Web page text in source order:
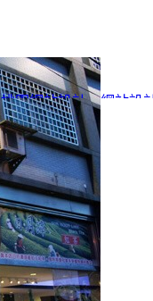
桃園網站設計、網站設計